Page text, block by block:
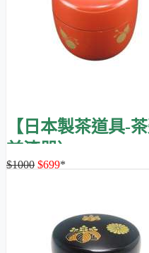
【日本製茶道具-
前漆器）
$1000 $699*